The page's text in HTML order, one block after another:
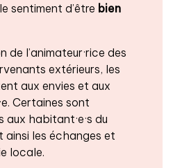
sentiment d’être bien
de l’animateur·rice des
extérieurs, les
aux envies et aux
Certaines sont
habitant·e·s du
les échanges et
locale.